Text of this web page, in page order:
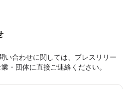
い合わせに関しては、プレスリリー
・団体に直接ご連絡ください。